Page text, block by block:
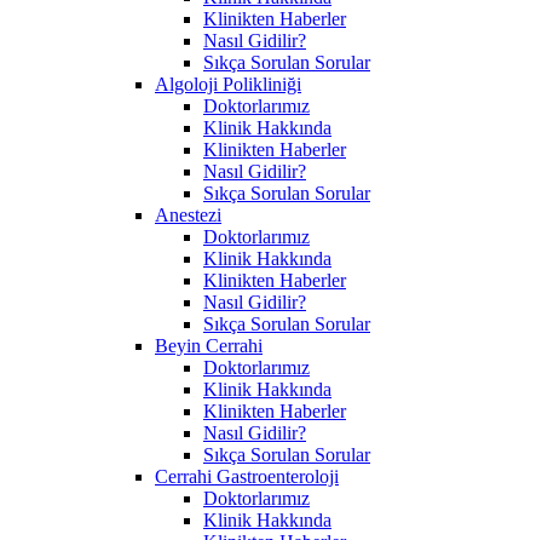
Klinikten Haberler
Nasıl Gidilir?
Sıkça Sorulan Sorular
Algoloji Polikliniği
Doktorlarımız
Klinik Hakkında
Klinikten Haberler
Nasıl Gidilir?
Sıkça Sorulan Sorular
Anestezi
Doktorlarımız
Klinik Hakkında
Klinikten Haberler
Nasıl Gidilir?
Sıkça Sorulan Sorular
Beyin Cerrahi
Doktorlarımız
Klinik Hakkında
Klinikten Haberler
Nasıl Gidilir?
Sıkça Sorulan Sorular
Cerrahi Gastroenteroloji
Doktorlarımız
Klinik Hakkında